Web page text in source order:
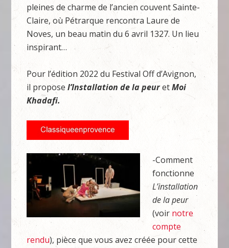
pleines de charme de l’ancien couvent Sainte-
Claire, où Pétrarque rencontra Laure de
Noves, un beau matin du 6 avril 1327. Un lieu
inspirant…
Pour l’édition 2022 du Festival Off d’Avignon,
il proposel’Installation de la peuretMoi
Khadafi.
-Comment
fonctionne
L’installation
de la peur
(voir notre
compte
rendu), pièce que vous avez créée pour cette